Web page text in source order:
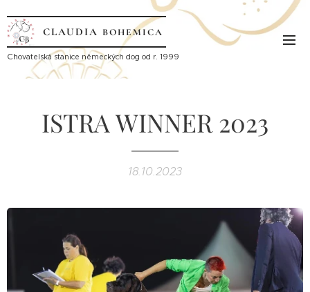
CLAUDIA BOHEMICA
Chovatelská stanice německých dog od r. 1999
ISTRA WINNER 2023
18.10.2023